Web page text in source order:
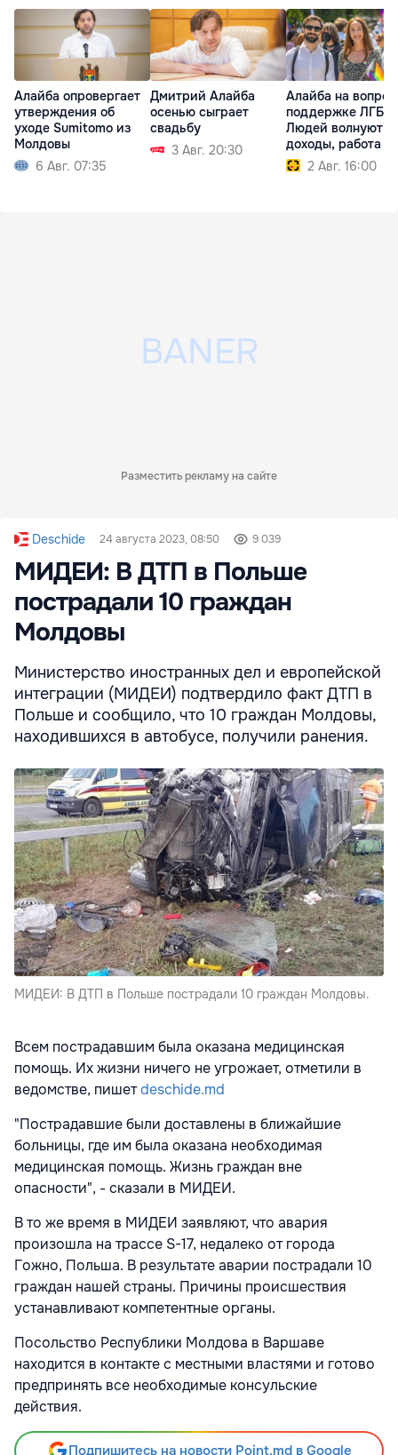
Алайба опровергает
утверждения об
уходе Sumitomo из
Молдовы
6 Авг. 07:35
Дмитрий Алайба
осенью сыграет
свадьбу
3 Авг. 20:30
Алайба на
поддержке ЛГБТ:
Людей волнуют
доходы, работа
2 Авг. 16:00
Разместить рекламу на сайте
Deschide 24 августа 2023, 08:50 9 039
МИДЕИ: В ДТП в Польше
пострадали 10 граждан
Молдовы
Министерство иностранных дел и европейской
интеграции (МИДЕИ) подтвердило факт ДТП в
Польше и сообщило, что 10 граждан Молдовы,
находившихся в автобусе, получили ранения.
МИДЕИ: В ДТП в Польше пострадали 10 граждан Молдовы.
Всем пострадавшим была оказана медицинская
помощь. Их жизни ничего не угрожает, отметили в
ведомстве, пишетdeschide.md
"Пострадавшие были доставлены в ближайшие
больницы, где им была оказана необходимая
медицинская помощь. Жизнь граждан вне
опасности", - сказали в МИДЕИ.
В то же время в МИДЕИ заявляют, что авария
произошла на трассе S-17, недалеко от города
Гожно, Польша. В результате аварии пострадали 10
граждан нашей страны. Причины происшествия
устанавливают компетентные органы.
Посольство Республики Молдова в Варшаве
находится в контакте с местными властями и готово
предпринять все необходимые консульские
действия.
Подпишитесь на новости Point.md в Google